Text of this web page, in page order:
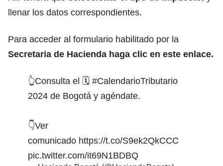
llenar los datos correspondientes.
Para acceder al formulario habilitado por la
Secretaria de Hacienda haga clic en este enlace.
👆Consulta el 🗓️ #CalendarioTributario
2024 de Bogotá y agéndate.
👇Ver
comunicado https://t.co/S9ek2QkCCC
pic.twitter.com/it69N1BDBQ